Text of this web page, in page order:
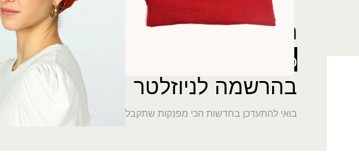
רוצה להתעדכן לפני כולן?
5% הנחה
בהרשמה לניוזלטר
בואי להתעדכן בחדשות הכי מפנקות שתקבלי במייל